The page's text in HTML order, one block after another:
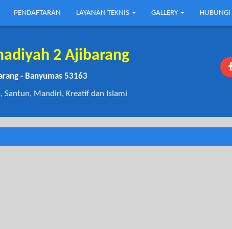
PENDAFTARAN LAYANAN TEKNIS GALLERY
2 Ajibarang
- Banyumas 53163
Santun, Mandiri, Kreatif dan Islami